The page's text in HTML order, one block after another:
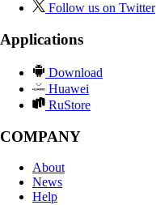
Follow us on Twitter
Applications
Download
Huawei
RuStore
COMPANY
About
News
Help